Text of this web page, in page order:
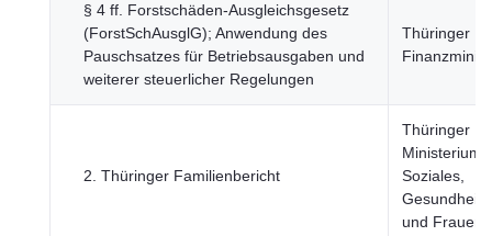
§ 4 ff. Forstschäden-Ausgleichsgesetz
(ForstSchAusglG); Anwendung des
Pauschsatzes für Betriebsausgaben und
weiterer steuerlicher Regelungen
Thüringer
2. Thüringer Familienbericht
Thüringer
Ministerium
Soziales,
Gesundheit,
und Frauen